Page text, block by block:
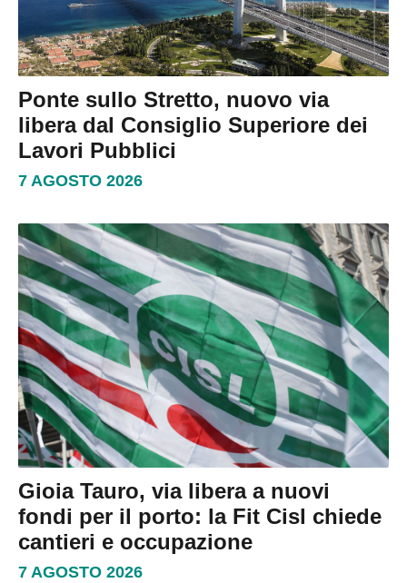
Ponte sullo Stretto, nuovo via
libera dal Consiglio Superiore dei
Lavori Pubblici
7 AGOSTO 2026
Gioia Tauro, via libera a nuovi
fondi per il porto: la Fit Cisl chiede
cantieri e occupazione
7 AGOSTO 2026